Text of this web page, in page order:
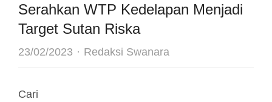
Serahkan WTP Kedelapan Menjadi
Target Sutan Riska
23/02/2023 Author
Redaksi Swanara
Cari